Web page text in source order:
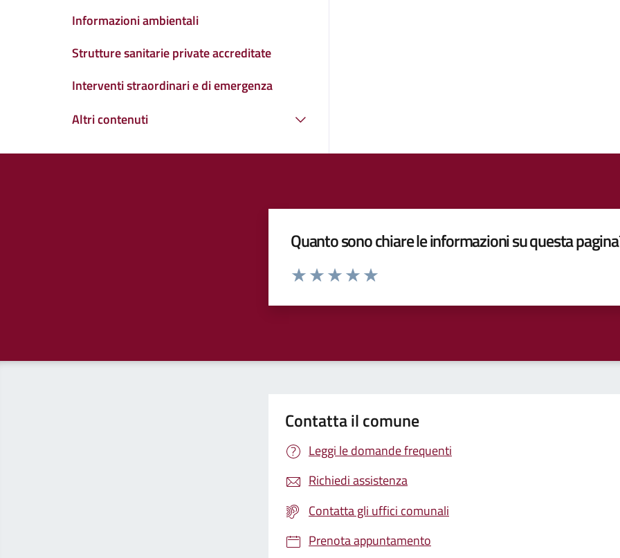
Informazioni ambientali
Strutture sanitarie private accreditate
Interventi straordinari e di emergenza
Altri contenuti
Quanto sono chiare le informazioni su questa
Valuta da 1 a 5 stelle la pagina
Contatta il comune
Leggi le domande frequenti
Richiedi assistenza
Contatta gli uffici comunali
Prenota appuntamento